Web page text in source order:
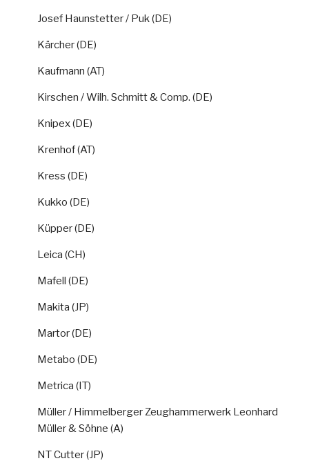
Josef Haunstetter / Puk (DE)
Kärcher (DE)
Kaufmann (AT)
Kirschen / Wilh. Schmitt & Comp. (DE)
Knipex (DE)
Krenhof (AT)
Kress (DE)
Kukko (DE)
Küpper (DE)
Leica (CH)
Mafell (DE)
Makita (JP)
Martor (DE)
Metabo (DE)
Metrica (IT)
Müller / Himmelberger Zeughammerwerk Leonhard
Müller & Söhne (A)
NT Cutter (JP)